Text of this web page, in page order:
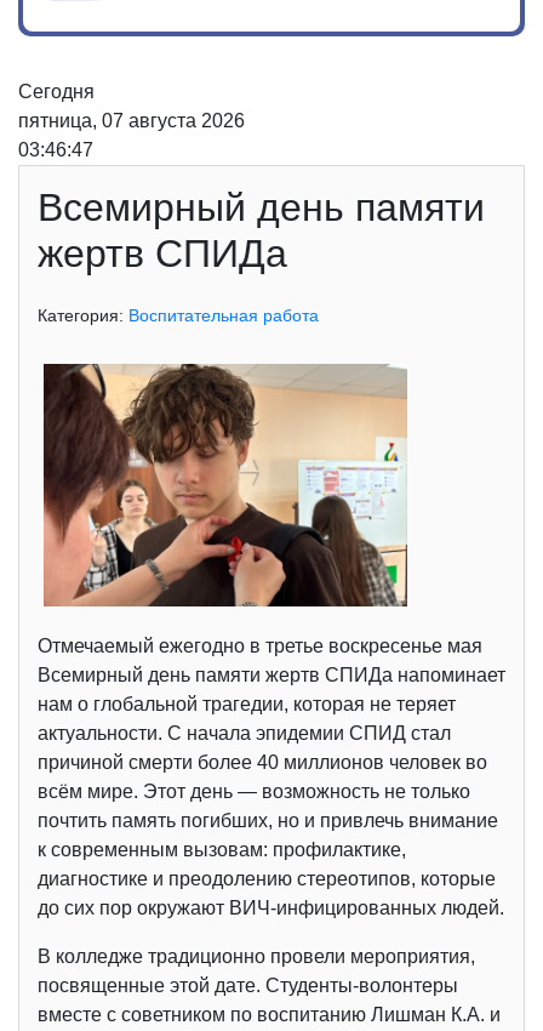
Сегодня
пятница, 07 августа 2026
03:46:47
Всемирный день памяти
жертв СПИДа
Категория: Воспитательная работа
Отмечаемый ежегодно в третье воскресенье мая
Всемирный день памяти жертв СПИДа напоминает
нам о глобальной трагедии, которая не теряет
актуальности. С начала эпидемии СПИД стал
причиной смерти более 40 миллионов человек во
всём мире. Этот день — возможность не только
почтить память погибших, но и привлечь внимание
к современным вызовам: профилактике,
диагностике и преодолению стереотипов, которые
до сих пор окружают ВИЧ‑инфицированных людей.
В колледже традиционно провели мероприятия,
посвященные этой дате. Студенты-волонтеры
вместе с советником по воспитанию Лишман К.А. и